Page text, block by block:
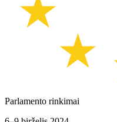
Parlamento rinkimai